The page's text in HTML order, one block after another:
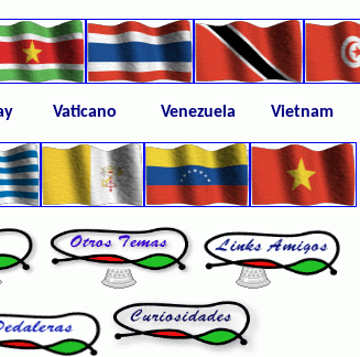
Vaticano Venezuela